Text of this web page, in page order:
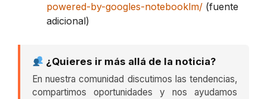
powered-by-googles-notebooklm/ (fuente
adicional)
¿Quieres ir más allá de la noticia?
En nuestra comunidad discutimos las tendencias,
compartimos oportunidades y nos ayudamos